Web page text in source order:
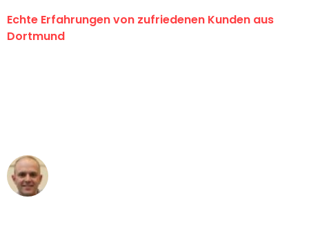
Echte Erfahrungen von zufriedenen Kunden aus
Dortmund